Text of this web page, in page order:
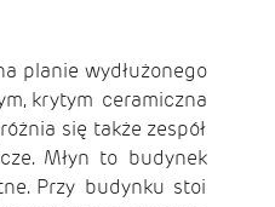
planie wydłużonego
krytym ceramiczna
się także zespół
Młyn to budynek
Przy budynku stoi